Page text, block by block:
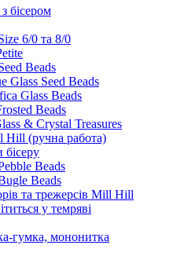
бісером
6/0 та 8/0
Beads
Glass Seed Beads
Glass Beads
Beads
& Crystal Treasures
Hill (ручна работа)
бісеру
Beads
Beads
та трежерсів Mill Hill
у темряві
гумка, мононитка